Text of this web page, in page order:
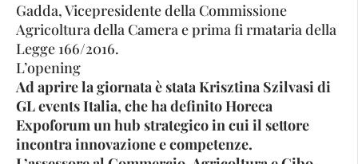
Gadda, Vicepresidente della Commissione
Agricoltura della Camera e prima fi rmataria della
Legge 166/2016.
L’opening
Ad aprire la giornata è stata Krisztina Szilvasi di
GL events Italia, che ha definito Horeca
Expoforum un hub strategico in cui il settore
incontra innovazione e competenze.